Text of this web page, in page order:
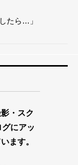
たら…」
・スク
にアッ
ます。